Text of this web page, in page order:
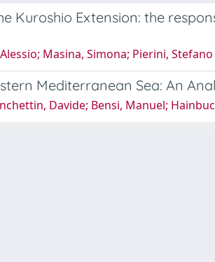
Kuroshio Extension: the
Masina, Simona; Pierini, Stefano
Mediterranean Sea: An
Davide; Bensi, Manuel;